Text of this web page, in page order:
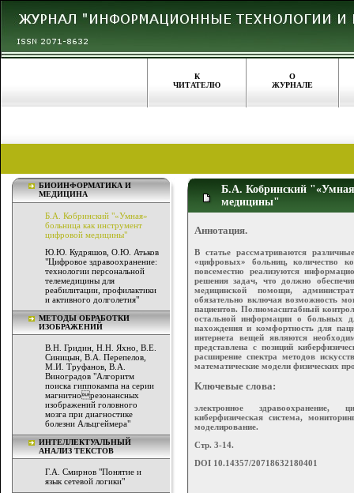
К
ЧИТАТЕЛЮ
О
ЖУРНАЛЕ
БИОИНФОРМАТИКА И
МЕДИЦИНА
Б.А. Кобринский "«Умная»
больница как инструмент
цифровой медицины"
Ю.Ю. Кудряшов, О.Ю. Атьков
"Цифровое здравоохранение:
технологии персональной
телемедицины для
реабилитации, профилактики
и активного долголетия"
МЕТОДЫ ОБРАБОТКИ
ИЗОБРАЖЕНИЙ
В.Н. Гридин, Н.Н. Яхно, В.Е.
Синицын, В.А. Перепелов,
М.И. Труфанов, В.А.
Виноградов "Алгоритм
поиска гиппокампа на серии
магнитнорезонансных
изображений головного
мозга при диагностике
болезни Альцгеймера"
ИНТЕЛЛЕКТУАЛЬНЫЙ
АНАЛИЗ ТЕКСТОВ
Г.А. Смирнов "Понятие и
язык сетевой логики"
Б.А. Кобринский
медицины"
Аннотация.
В статье рассматриваются
«цифровых» больниц, количество
повсеместно реализуются
решения задач, что должно
медицинской помощи,
обязательно включая возможность
пациентов. Полномасштабный
остальной информации о больных
нахождения и комфортность для
интернета вещей являются
представлена с позиций
расширение спектра методов
математические модели физических
Ключевые слова:
электронное здравоохранение,
киберфизическая система,
моделирование.
Стр. 3-14.
DOI 10.14357/20718632180401